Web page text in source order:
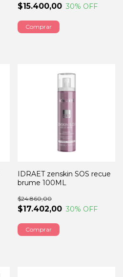
$15.400,00 30% OFF
Comprar
IDRAET zenskin SOS recue
brume 100ML
$17.402,00
$24.860,00
30% OFF